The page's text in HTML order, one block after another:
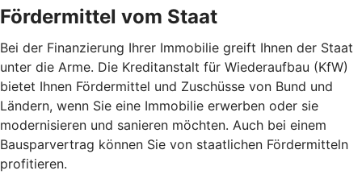
Fördermittel vom Staat
Bei der Finanzierung Ihrer Immobilie greift Ihnen der Staat
unter die Arme. Die Kreditanstalt für Wiederaufbau (KfW)
bietet Ihnen Fördermittel und Zuschüsse von Bund und
Ländern, wenn Sie eine Immobilie erwerben oder sie
modernisieren und sanieren möchten. Auch bei einem
Bausparvertrag können Sie von staatlichen Fördermitteln
profitieren.